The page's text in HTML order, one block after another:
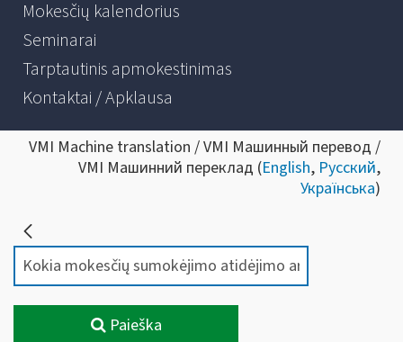
Mokesčių kalendorius
Seminarai
Tarptautinis apmokestinimas
Kontaktai / Apklausa
VMI Machine translation / VMI Машинный перевод /
VMI Машинний переклад (English, Русский,
Українська)
Paieška